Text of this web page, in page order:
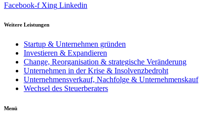
Facebook-f Xing Linkedin
Weitere Leistungen
Startup & Unternehmen gründen
Investieren & Expandieren
Change, Reorganisation & strategische Veränderung
Unternehmen in der Krise & Insolvenzbedroht
Unternehmensverkauf, Nachfolge & Unternehmenskauf
Wechsel des Steuerberaters
Menü